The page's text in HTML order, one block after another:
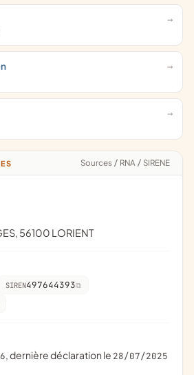
Sources / RNA / SIRENE
56100 LORIENT
SIREN497644393
, dernière déclaration le 28/07/2025